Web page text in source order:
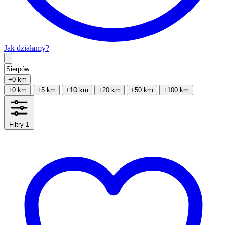
Jak działamy?
+0 km
+0 km
+5 km +10 km +20 km +50 km +100 km
Filtry 1